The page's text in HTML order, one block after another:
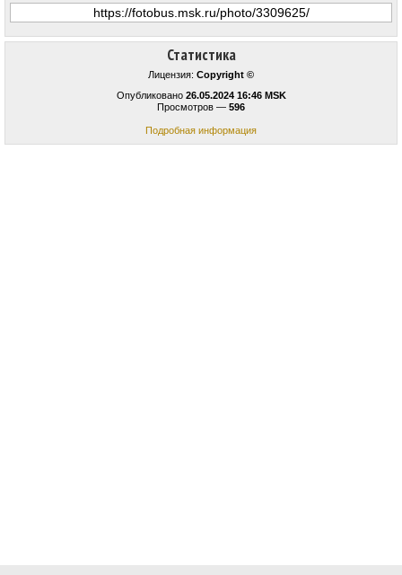
Статистика
Лицензия: Copyright ©
Опубликовано 26.05.2024 16:46 MSK
Просмотров — 596
Подробная информация